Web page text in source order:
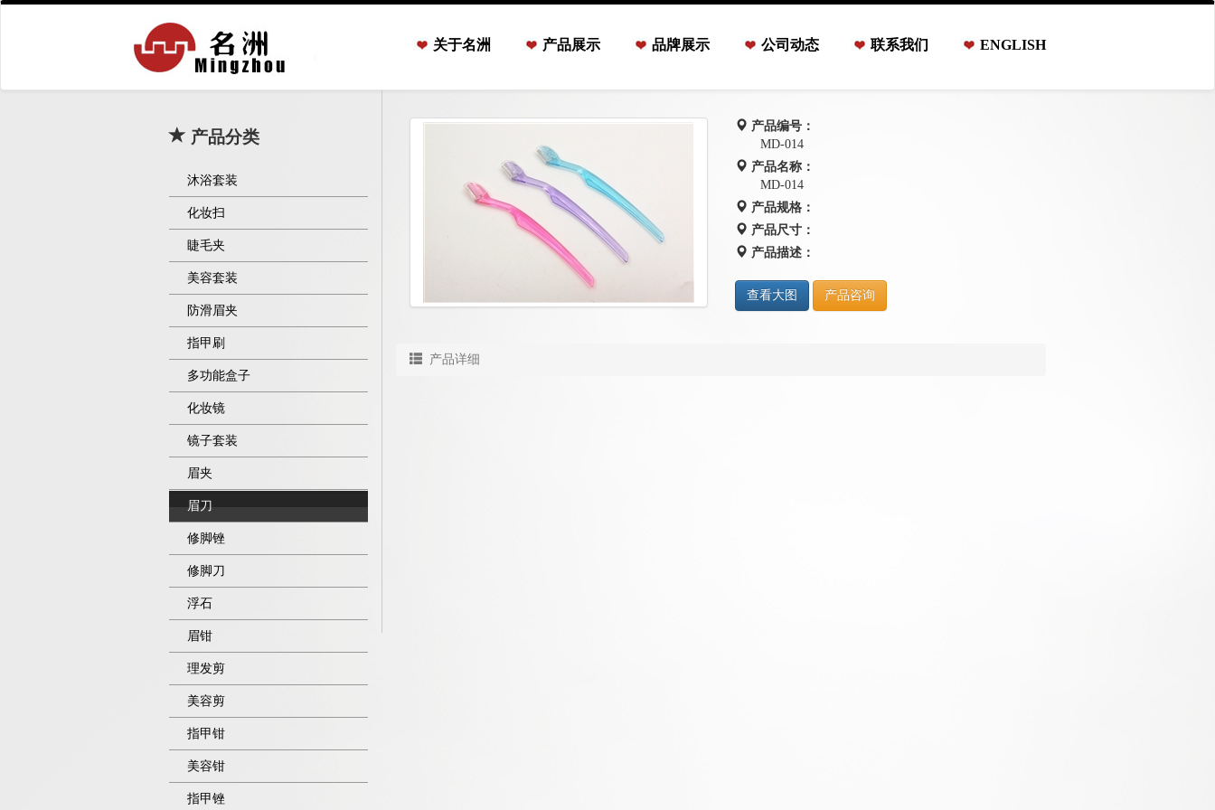
关于名洲 产品展示 品牌展示 公司动态 联系我们 ENGLISH
产品分类
沐浴套装
化妆扫
睫毛夹
美容套装
防滑眉夹
指甲刷
多功能盒子
化妆镜
镜子套装
眉夹
眉刀
修脚锉
修脚刀
浮石
眉钳
理发剪
美容剪
指甲钳
美容钳
指甲锉
产品编号：
MD-014
产品名称：
MD-014
产品规格：
产品尺寸：
产品描述：
查看大图 产品咨询
产品详细